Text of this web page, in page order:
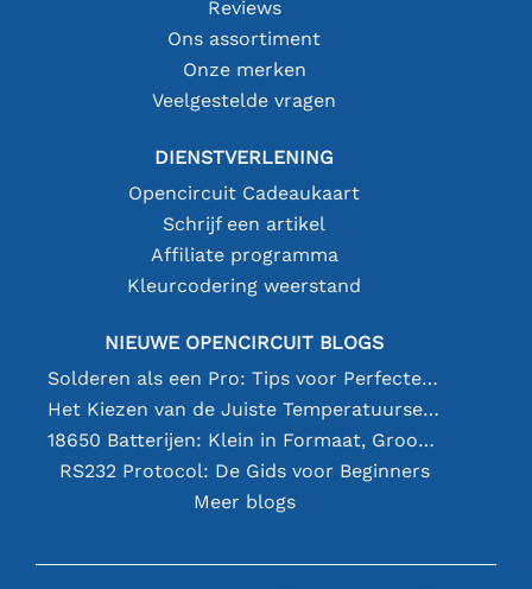
Reviews
Ons assortiment
Onze merken
Veelgestelde vragen
DIENSTVERLENING
Opencircuit Cadeaukaart
Schrijf een artikel
Affiliate programma
Kleurcodering weerstand
NIEUWE OPENCIRCUIT BLOGS
Solderen als een Pro: Tips voor Perfecte Elektronische Verbindingen
Het Kiezen van de Juiste Temperatuursensor [youtube]
18650 Batterijen: Klein in Formaat, Groot in Prestatie
RS232 Protocol: De Gids voor Beginners
Meer blogs